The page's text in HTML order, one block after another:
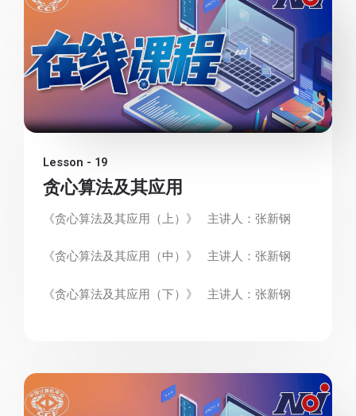
Lesson - 19
贪心算法及其应用
《贪心算法及其应用（上）》 主讲人：张新钢
《贪心算法及其应用（中）》 主讲人：张新钢
《贪心算法及其应用（下）》 主讲人：张新钢